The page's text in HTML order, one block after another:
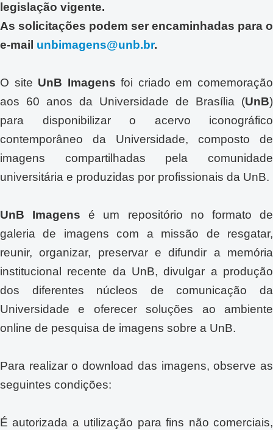
legislação vigente.
As solicitações podem ser encaminhadas para o
e-mail unbimagens@unb.br.
O site UnB Imagens foi criado em comemoração
aos 60 anos da Universidade de Brasília (UnB)
para disponibilizar o acervo iconográfico
contemporâneo da Universidade, composto de
imagens compartilhadas pela comunidade
universitária e produzidas por profissionais da UnB.
UnB Imagens é um repositório no formato de
galeria de imagens com a missão de resgatar,
reunir, organizar, preservar e difundir a memória
institucional recente da UnB, divulgar a produção
dos diferentes núcleos de comunicação da
Universidade e oferecer soluções ao ambiente
online de pesquisa de imagens sobre a UnB.
Para realizar o download das imagens, observe as
seguintes condições:
É autorizada a utilização para fins não comerciais,